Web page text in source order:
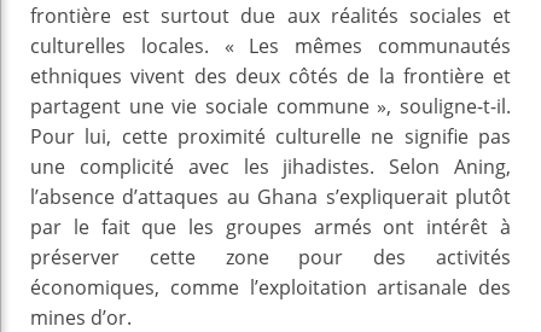
frontière est surtout due aux réalités sociales et
culturelles locales. « Les mêmes communautés
ethniques vivent des deux côtés de la frontière et
partagent une vie sociale commune », souligne-t-il.
Pour lui, cette proximité culturelle ne signifie pas
une complicité avec les jihadistes. Selon Aning,
l’absence d’attaques au Ghana s’expliquerait plutôt
par le fait que les groupes armés ont intérêt à
préserver cette zone pour des activités
économiques, comme l’exploitation artisanale des
mines d’or.